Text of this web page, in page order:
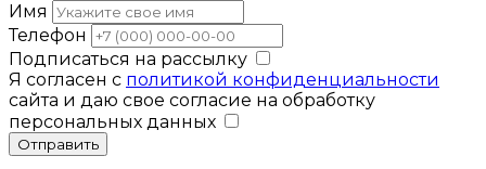
Имя
Телефон
Подписаться на рассылку
Я согласен с политикой конфиденциальности
сайта и даю свое согласие на обработку
персональных данных
Отправить